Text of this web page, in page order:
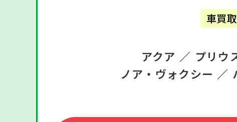
車買取
アクア ／ プリウ
ノア・ヴォクシー ／